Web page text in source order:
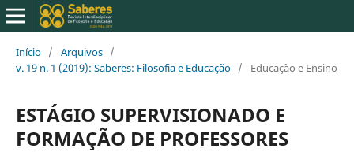
Início / Arquivos /
v. 19 n. 1 (2019): Saberes: Filosofia e Educação / Educação e Ensino
ESTÁGIO SUPERVISIONADO E
FORMAÇÃO DE PROFESSORES